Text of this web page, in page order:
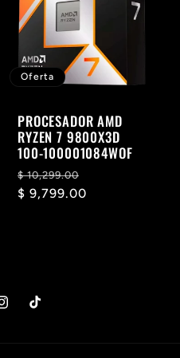
Oferta
PROCESADOR AMD
RYZEN 7 9800X3D
100-100001084WOF
Precio
habitual
$ 10,299.00
$ 9,799.00
TikTok